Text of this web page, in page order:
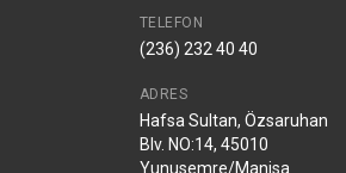
TELEFON
(236) 232 40 40
ADRES
Hafsa Sultan, Özsaruhan
Blv. NO:14, 45010
Yunusemre/Manisa